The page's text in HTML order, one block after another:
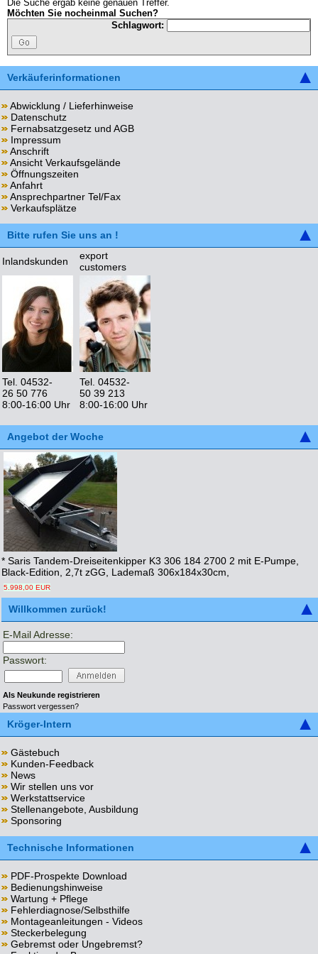
Die Suche ergab keine genauen Treffer.
Möchten Sie nocheinmal Suchen?
Schlagwort:
Verkäuferinformationen
Abwicklung / Lieferhinweise
Datenschutz
Fernabsatzgesetz und AGB
Impressum
Anschrift
Ansicht Verkaufsgelände
Öffnungszeiten
Anfahrt
Ansprechpartner Tel/Fax
Verkaufsplätze
Bitte rufen Sie uns an !
Inlandskunden
export
customers
Tel. 04532-
26 50 776
8:00-16:00 Uhr
Tel. 04532-
50 39 213
8:00-16:00 Uhr
Angebot der Woche
* Saris Tandem-Dreiseitenkipper K3 306 184 2700 2 mit E-Pumpe,
Black-Edition, 2,7t zGG, Lademaß 306x184x30cm,
5.998,00 EUR
Willkommen zurück!
E-Mail Adresse:
Passwort:
Als Neukunde registrieren
Passwort vergessen?
Kröger-Intern
Gästebuch
Kunden-Feedback
News
Wir stellen uns vor
Werkstattservice
Stellenangebote, Ausbildung
Sponsoring
Technische Informationen
PDF-Prospekte Download
Bedienungshinweise
Wartung + Pflege
Fehlerdiagnose/Selbsthilfe
Montageanleitungen - Videos
Steckerbelegung
Gebremst oder Ungebremst?